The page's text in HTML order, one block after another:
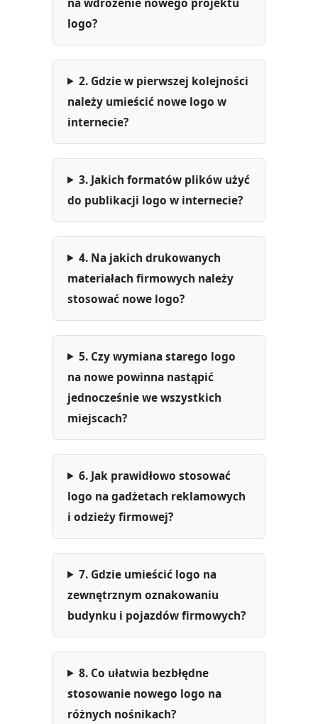
logo?
2. Gdzie w pierwszej kolejności
należy umieścić nowe logo w
internecie?
3. Jakich formatów plików użyć
do publikacji logo w internecie?
4. Na jakich drukowanych
materiałach firmowych należy
stosować nowe logo?
5. Czy wymiana starego logo
na nowe powinna nastąpić
jednocześnie we wszystkich
miejscach?
6. Jak prawidłowo stosować
logo na gadżetach reklamowych
i odzieży firmowej?
7. Gdzie umieścić logo na
zewnętrznym oznakowaniu
budynku i pojazdów firmowych?
8. Co ułatwia bezbłędne
stosowanie nowego logo na
różnych nośnikach?